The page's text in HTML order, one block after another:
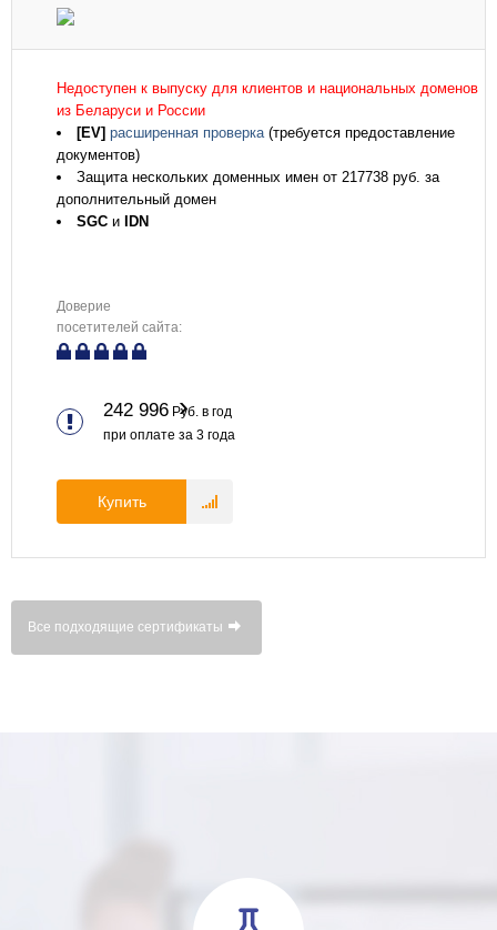
Недоступен к выпуску для клиентов и национальных доменов
из Беларуси и России
[EV] расширенная проверка(требуется предоставление
документов)
Защита нескольких доменных имен от 217738 руб. за
дополнительный домен
SGC и IDN
Доверие
посетителей сайта:
242 996 Руб. в год
при оплате за 3 года
Купить
Все подходящие сертификаты